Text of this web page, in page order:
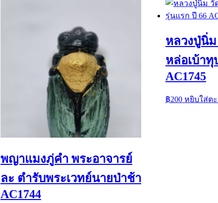
พญาแมงภู่คำ พระอาจารย์
ละ ตำรับพระเวทย์นายป่าช้า
AC1744
หลวงปู่นิ่
หล่อเบ้าทุ
AC1745
฿200 หยิบใส่ต